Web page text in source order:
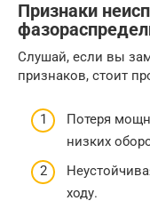
Признаки
Слушай, если вы
признаков, стоит
Потеря
низких
ходу.